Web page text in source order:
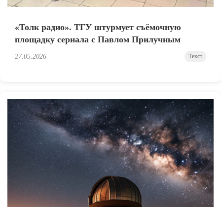
«Толк радио». ТГУ штурмует съёмочную
площадку сериала с Павлом Прилучным
27.05.2026 Текст